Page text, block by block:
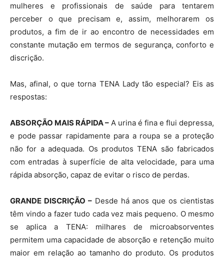
mulheres e profissionais de saúde para tentarem
perceber o que precisam e, assim, melhorarem os
produtos, a fim de ir ao encontro de necessidades em
constante mutação em termos de segurança, conforto e
discrição.
Mas, afinal, o que torna TENA Lady tão especial? Eis as
respostas:
ABSORÇÃO MAIS RÁPIDA – A urina é fina e flui depressa,
e pode passar rapidamente para a roupa se a proteção
não for a adequada. Os produtos TENA são fabricados
com entradas à superfície de alta velocidade, para uma
rápida absorção, capaz de evitar o risco de perdas.
GRANDE DISCRIÇÃO –Desde há anos que os cientistas
têm vindo a fazer tudo cada vez mais pequeno. O mesmo
se aplica a TENA: milhares de microabsorventes
permitem uma capacidade de absorção e retenção muito
maior em relação ao tamanho do produto. Os produtos